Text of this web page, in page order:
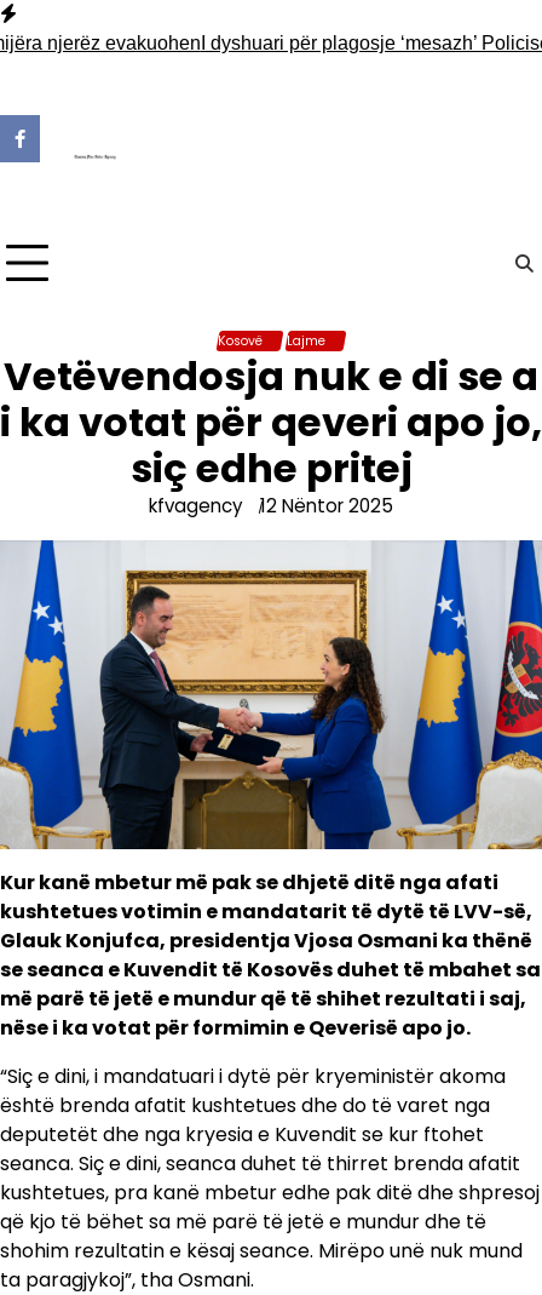
Skip
to
evakuohenI dyshuari për plagosje ‘mesazh’ Policisë
Kosovë Lajme
Vetëvendosja nuk e di se a
i ka votat për qeveri apo jo,
siç edhe pritej
kfvagency 12 Nëntor 2025
Kur kanë mbetur më pak se dhjetë ditë nga afati
kushtetues votimin e mandatarit të dytë të LVV-së,
Glauk Konjufca, presidentja Vjosa Osmani ka thënë
se seanca e Kuvendit të Kosovës duhet të mbahet sa
më parë të jetë e mundur që të shihet rezultati i saj,
nëse i ka votat për formimin e Qeverisë apo jo.
“Siç e dini, i mandatuari i dytë për kryeministër akoma
është brenda afatit kushtetues dhe do të varet nga
deputetët dhe nga kryesia e Kuvendit se kur ftohet
seanca. Siç e dini, seanca duhet të thirret brenda afatit
kushtetues, pra kanë mbetur edhe pak ditë dhe shpresoj
që kjo të bëhet sa më parë të jetë e mundur dhe të
shohim rezultatin e kësaj seance. Mirëpo unë nuk mund
ta paragjykoj”, tha Osmani.